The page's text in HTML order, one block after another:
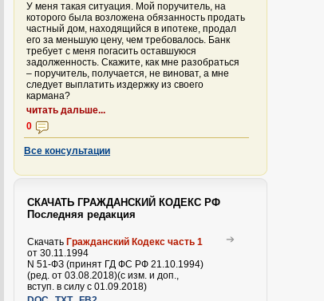
У меня такая ситуация. Мой поручитель, на
которого была возложена обязанность продать
частный дом, находящийся в ипотеке, продал
его за меньшую цену, чем требовалось. Банк
требует с меня погасить оставшуюся
задолженность. Скажите, как мне разобраться
– поручитель, получается, не виноват, а мне
следует выплатить издержку из своего
кармана?
читать дальше...
0
Все консультации
СКАЧАТЬ ГРАЖДАНСКИЙ КОДЕКС РФ
Последняя редакция
Скачать Гражданский Кодекс часть 1
от 30.11.1994
N 51-ФЗ (принят ГД ФС РФ 21.10.1994)
(ред. от 03.08.2018)(с изм. и доп.,
вступ. в силу с 01.09.2018)